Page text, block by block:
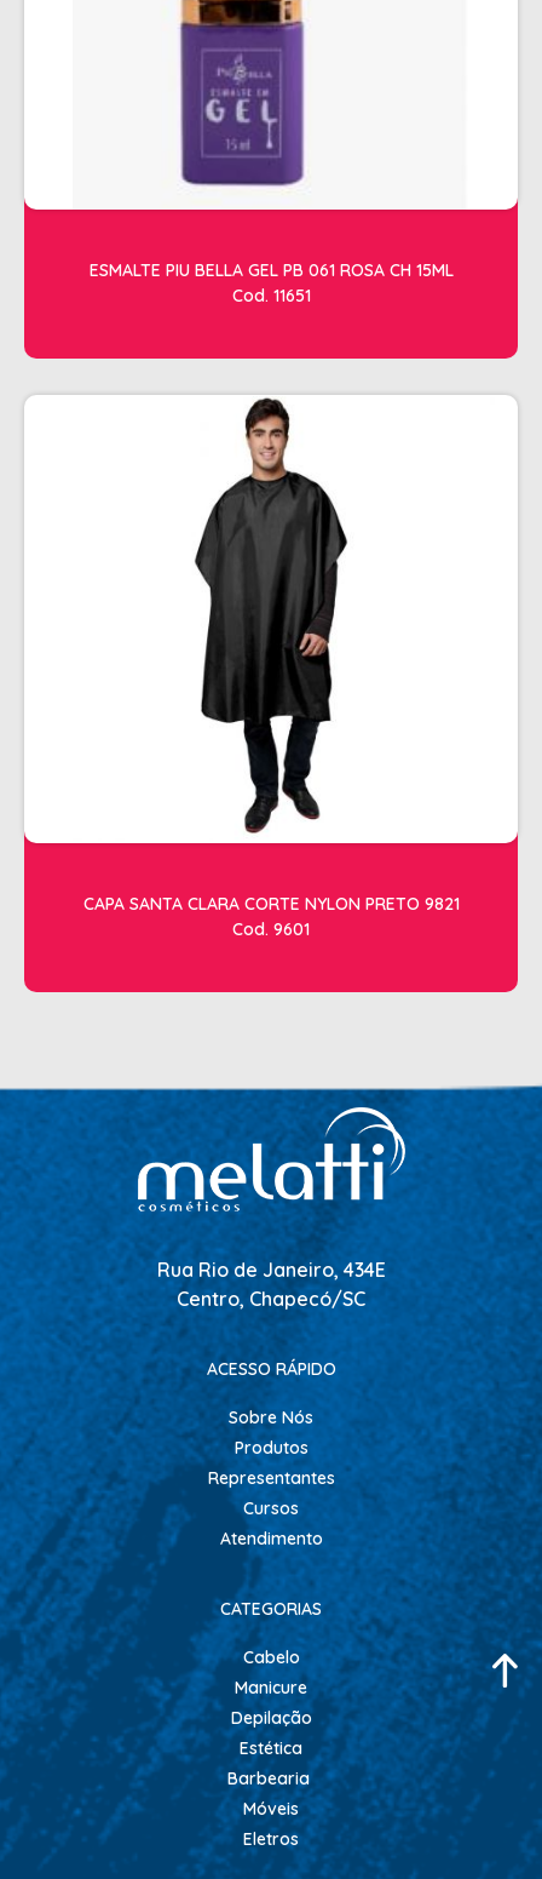
ESMALTE PIU BELLA GEL PB 061 ROSA CH 15ML
Cod. 11651
CAPA SANTA CLARA CORTE NYLON PRETO 9821
Cod. 9601
Rua Rio de Janeiro, 434E
Centro, Chapecó/SC
ACESSO RÁPIDO
Sobre Nós
Produtos
Representantes
Cursos
Atendimento
CATEGORIAS
Cabelo
Manicure
Depilação
Estética
Barbearia
Móveis
Eletros